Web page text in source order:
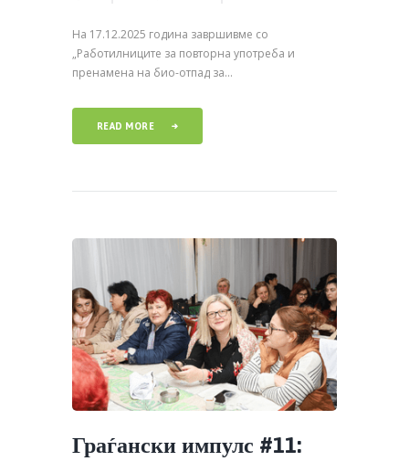
На 17.12.2025 година завршивме со
„Работилниците за повторна употреба и
пренамена на био-отпад за...
READ MORE
Граѓански импулс #11: